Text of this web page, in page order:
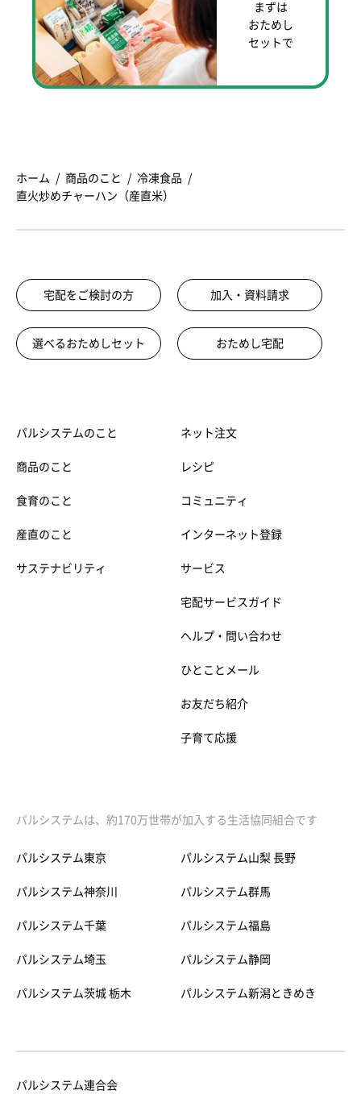
まずは
おためし
セットで
ホーム 商品のこと
冷凍食品
直火炒めチャーハン（産直米）
宅配をご検討の方 加入・資料請求
選べるおためしセット おためし宅配
パルシステムのこと
商品のこと
食育のこと
産直のこと
サステナビリティ
ネット注文
レシピ
コミュニティ
インターネット登録
サービス
宅配サービスガイド
ヘルプ・問い合わせ
ひとことメール
お友だち紹介
子育て応援
パルシステムは、約170万世帯が加入する生活協同組合です
パルシステム東京
パルシステム神奈川
パルシステム千葉
パルシステム埼玉
パルシステム茨城 栃木
パルシステム山梨 長野
パルシステム群馬
パルシステム福島
パルシステム静岡
パルシステム新潟ときめき
パルシステム連合会